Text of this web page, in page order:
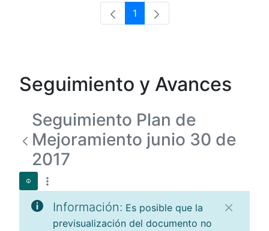
Página
1
Seguimiento y Avances
Seguimiento Plan de
Mejoramiento junio 30 de
2017
Información: Es posible que la
previsualización del documento no